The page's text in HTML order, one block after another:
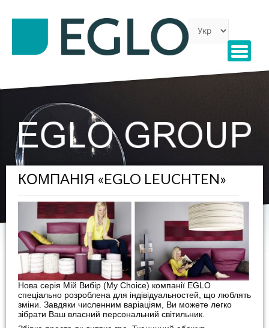
КОМПАНІЯ «EGLO LEUCHTEN»
Нова серія Мій Вибір (My Choice) компанії EGLO
спеціально розроблена для індівідуальностей, що люблять
зміни. Завдяки численним варіаціям, Ви можете легко
зібрати Ваш власний персональний світильник.